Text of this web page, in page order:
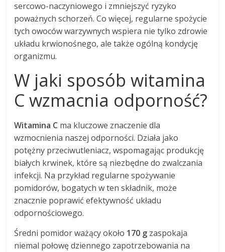
sercowo-naczyniowego i zmniejszyć ryzyko
poważnych schorzeń. Co więcej, regularne spożycie
tych owoców warzywnych wspiera nie tylko zdrowie
układu krwionośnego, ale także ogólną kondycję
organizmu.
W jaki sposób witamina
C wzmacnia odporność?
Witamina C ma kluczowe znaczenie dla
wzmocnienia naszej odporności. Działa jako
potężny przeciwutleniacz, wspomagając produkcję
białych krwinek, które są niezbędne do zwalczania
infekcji. Na przykład regularne spożywanie
pomidorów, bogatych w ten składnik, może
znacznie poprawić efektywność układu
odpornościowego.
Średni pomidor ważący około 170 g zaspokaja
niemal połowę dziennego zapotrzebowania na